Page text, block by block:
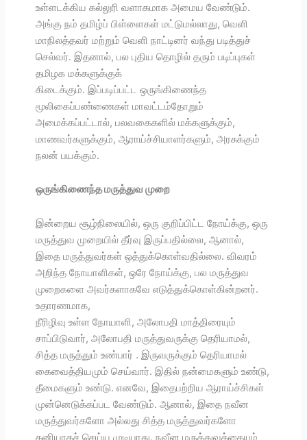
உள்ளடக்கிய கல்லுரி வளாகமாக அமைய வேண்டும்.
அங்கு நம் தமிழ்ப் பிள்ளைகள் மட்டுமல்லாது, வெளி
மாநிலத்தவர் மற்றும் வெளி நாட்டினர் வந்து படித்துச்
செல்வர். இதனால், பல புதிய தொழில் தரும் படிப்புகள்
தமிழக மக்களுக்குக்
கிடைக்கும். இப்படிப்பட்ட ஒருங்கிணைந்த
மூலிகைப்பண்ணைகள் மாவட்டம்தோறும்
அமைக்கப்பட்டால், பலவகைகளில் மக்களுக்கும்,
மாணவர்களுக்கும், ஆராய்ச்சியாளர்களும், அரசுக்கும்
நலன் பயக்கும்.
ஒருங்கிணைந்த மருத்துவ முறை
இன்றைய சூழ்நிலையில், ஒரு குறிப்பிட்ட நோய்க்கு, ஒரு
மருத்துவ முறையில் தீர்வு இருப்பதில்லை, ஆனால்,
இதை மருத்துவர்கள் ஒத்துக்கொள்வதில்லை. விவரம்
அறிந்த நோயாளிகள், ஒரே நோய்க்கு, பல மருத்துவ
முறைகளை அவர்களாகவே எடுத்துக்கொள்கின்றனர்.
உதாரணமாக,
நீரிழிவு உள்ள நோயாளி, அலோபதி மாத்திரையும்
சாப்பிடுவார், அலோபதி மருத்துவருக்கு தெரியாமல்,
சித்த மருத்தும் உண்பார் . இருவருக்கும் தெரியாமல்
கைவைத்தியமும் செய்வார். இதில் நன்மைகளும் உண்டு,
தீமைகளும் உண்டு. எனவே, இதைபற்றிய ஆராய்ச்சிகள்
முன்னெடுக்கப்பட வேண்டும். ஆனால், இதை நவீன
மருத்துவர்களோ அல்லது சித்த மருத்துவர்களோ
தனியாகச் செய்ய முடியாது. நவீன மருத்துவத்தையும்